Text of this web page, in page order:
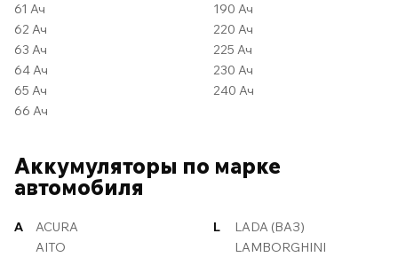
61 Ач
62 Ач
63 Ач
64 Ач
65 Ач
66 Ач
190 Ач
220 Ач
225 Ач
230 Ач
240 Ач
Аккумуляторы по марке
автомобиля
A
ACURA
AITO
L
LADA (ВАЗ)
LAMBORGHINI